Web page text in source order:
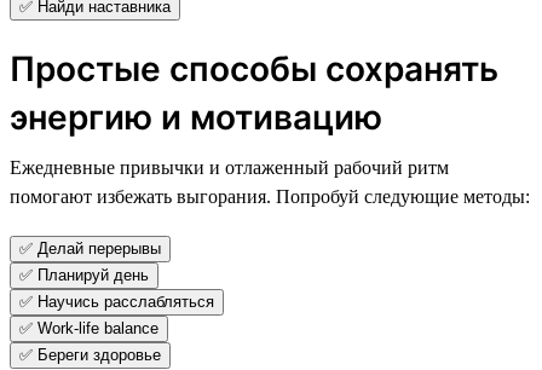
✅ Найди наставника
Простые способы сохранять
энергию и мотивацию
Ежедневные привычки и отлаженный рабочий ритм
помогают избежать выгорания. Попробуй следующие методы:
✅ Делай перерывы
✅ Планируй день
✅ Научись расслабляться
✅ Work-life balance
✅ Береги здоровье